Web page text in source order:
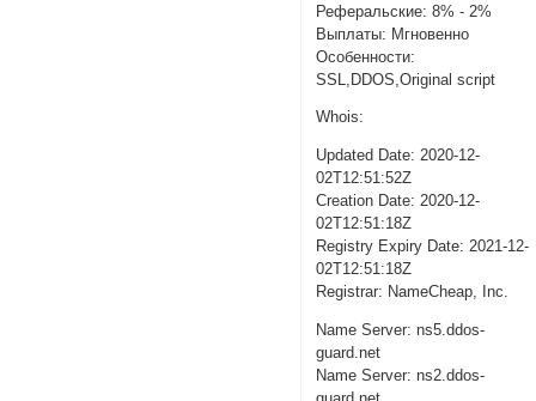
Реферальские: 8% - 2%
Выплаты: Мгновенно
Особенности:
SSL,DDOS,Original script
Whois:
Updated Date: 2020-12-
02T12:51:52Z
Creation Date: 2020-12-
02T12:51:18Z
Registry Expiry Date: 2021-12-
02T12:51:18Z
Registrar: NameCheap, Inc.
Name Server: ns5.ddos-
guard.net
Name Server: ns2.ddos-